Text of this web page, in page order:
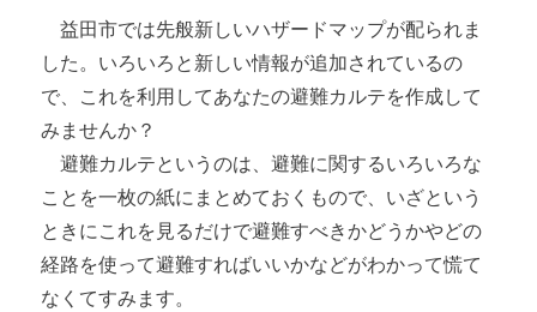
益田市では先般新しいハザードマップが配られま
した。いろいろと新しい情報が追加されているの
で、これを利用してあなたの避難カルテを作成して
みませんか？
避難カルテというのは、避難に関するいろいろな
ことを一枚の紙にまとめておくもので、いざという
ときにこれを見るだけで避難すべきかどうかやどの
経路を使って避難すればいいかなどがわかって慌て
なくてすみます。